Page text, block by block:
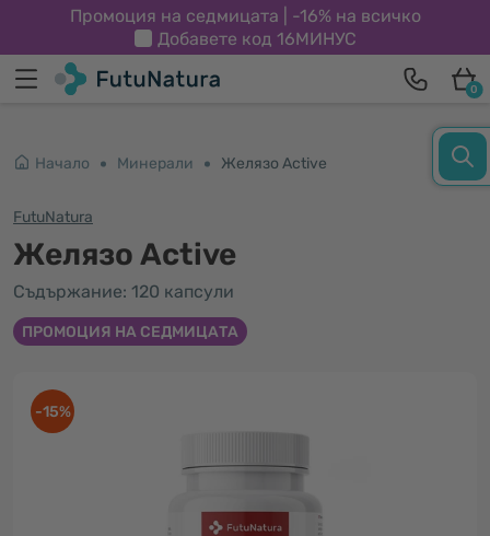
Промоция на седмицата | -16% на всичко
Добавете код 16МИНУС
0
Начало Минерали Желязо Active
FutuNatura
Желязо Active
Съдържание: 120 капсули
ПРОМОЦИЯ НА СЕДМИЦАТА
-15%